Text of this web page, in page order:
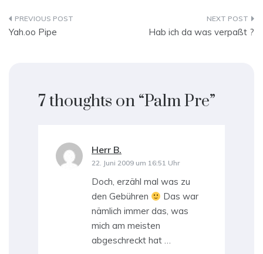
Beitragsnavigation
Yah.oo Pipe Hab ich da was verpaßt ?
7 thoughts on “Palm Pre”
Herr B.
22. Juni 2009 um 16:51 Uhr
Doch, erzähl mal was zu
den Gebühren
Das war
nämlich immer das, was
mich am meisten
abgeschreckt hat …